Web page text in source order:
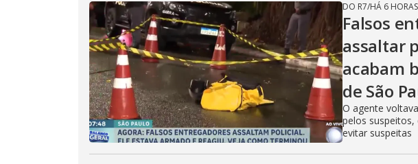
DO R7/HÁ 6 HORAS
Falsos
assaltar
acabam
de São
O agente
pelos suspeitos,
evitar suspeitas